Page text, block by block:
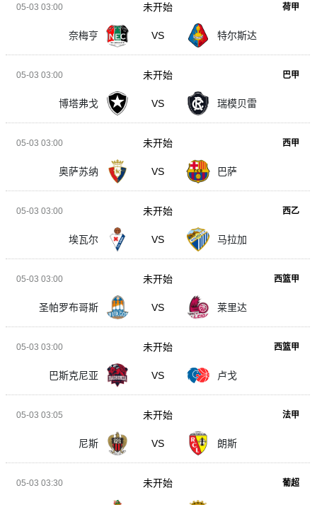
05-03 03:00 荷甲
奈梅亨 VS 特尔斯达
未开始
05-03 03:00 巴甲
博塔弗戈 VS 瑞模贝雷
未开始
05-03 03:00 西甲
奥萨苏纳 VS 巴萨
未开始
05-03 03:00 西乙
埃瓦尔 VS 马拉加
未开始
05-03 03:00 西篮甲
圣帕罗布哥斯 VS 莱里达
未开始
05-03 03:00 西篮甲
巴斯克尼亚 VS 卢戈
未开始
05-03 03:05 法甲
尼斯 VS 朗斯
未开始
05-03 03:30 葡超
未开始